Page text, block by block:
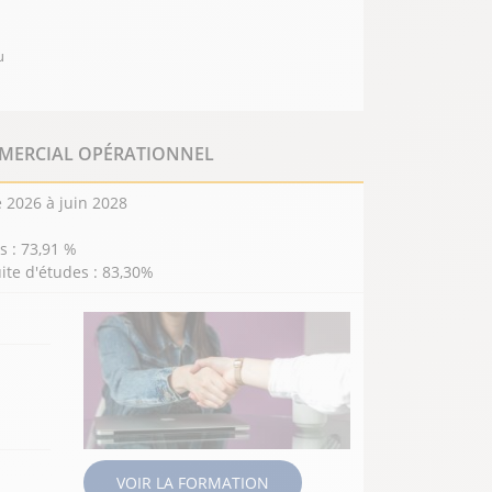
OPÉRATIONNEL
à juin 2028
: 73,91 %
d'études : 83,30%
VOIR LA FORMATION